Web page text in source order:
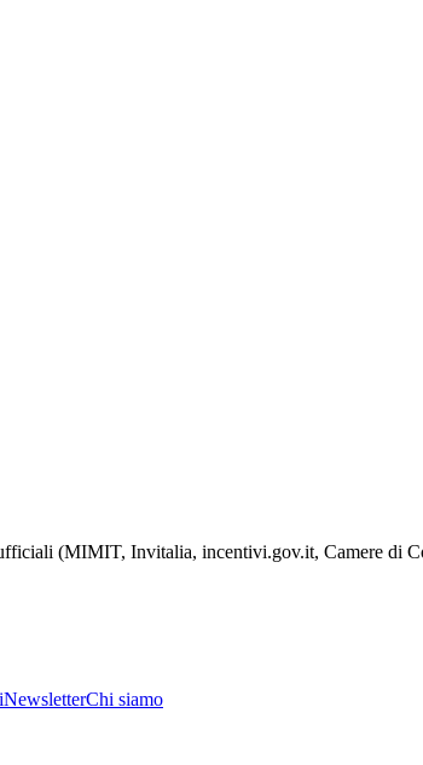
(MIMIT, Invitalia, incentivi.gov.it, Camere di
NewsletterChi siamo